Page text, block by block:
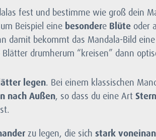
fest und bestimme wie groß dein
Beispiel eine besondere Blüte oder
damit bekommt das Mandala-Bild
Blätter drumherum “kreisen” dann
legen. Bei einem klassischen
nach Außen, so dass du eine Art
zu legen, die sich stark